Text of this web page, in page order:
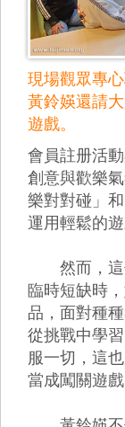
現場觀眾專
黃鈴媖還請
遊戲。
會員註册活
創意與歡樂
樂對對碰」
運用輕鬆的
然而，這
臨時短缺時
品，面對種
從挑戰中學
服一切，這
當成闖關遊